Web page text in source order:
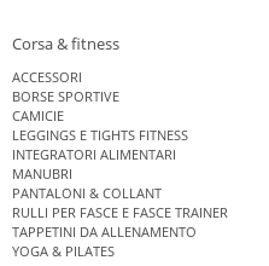
Corsa & fitness
ACCESSORI
BORSE SPORTIVE
CAMICIE
LEGGINGS E TIGHTS FITNESS
INTEGRATORI ALIMENTARI
MANUBRI
PANTALONI & COLLANT
RULLI PER FASCE E FASCE TRAINER
TAPPETINI DA ALLENAMENTO
YOGA & PILATES